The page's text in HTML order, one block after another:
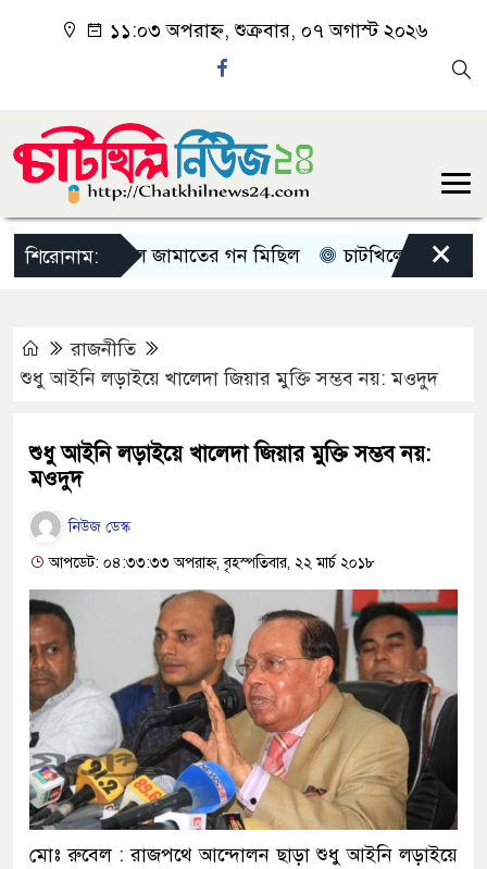
১১:০৩ অপরাহ্ন, শুক্রবার, ০৭ অগাস্ট ২০২৬
শিরোনাম:
চাটখিলে জামাতের গন মিছিল চাটখিলে পানিতে ডুবে
×
রাজনীতি
শুধু আইনি লড়াইয়ে খালেদা জিয়ার মুক্তি সম্ভব নয়: মওদুদ
শুধু আইনি লড়াইয়ে খালেদা জিয়ার মুক্তি সম্ভব নয়:
মওদুদ
নিউজ ডেস্ক
আপডেট: ০৪:৩৩:৩৩ অপরাহ্ন, বৃহস্পতিবার, ২২ মার্চ ২০১৮
মোঃ রুবেল : রাজপথে আন্দোলন ছাড়া শুধু আইনি লড়াইয়ে